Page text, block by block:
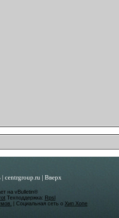
| centrgroup.ru | Вверх
на vBulletin®
Техподдержка: Rpsl
| Социальная сеть о Хип Хопе